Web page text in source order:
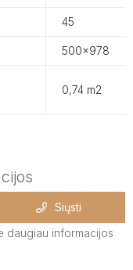
45
500x978
0,74 m2
Siųsti
daugiau informacijos